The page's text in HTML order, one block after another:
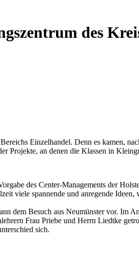
des
Einzelhandel. Denn es kamen,
Projekte, an denen die Klassen in
des Center-Managements der
viele spannende und anregende
dem Besuch aus Neumünster vor. Im
Frau Priebe und Herrn Liedtke
sich.